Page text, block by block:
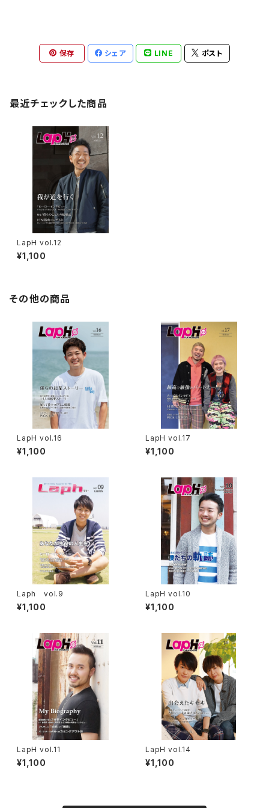
保存 シェア LINE ポスト
最近チェックした商品
LapH vol.12
¥1,100
その他の商品
LapH vol.16
¥1,100
LapH vol.17
¥1,100
Laph vol.9
¥1,100
LapH vol.10
¥1,100
LapH vol.11
¥1,100
LapH vol.14
¥1,100